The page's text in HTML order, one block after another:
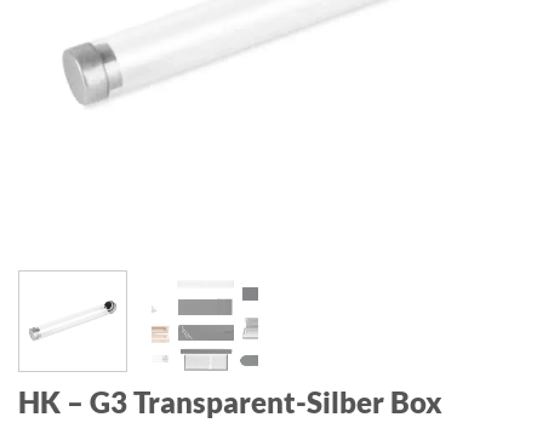
HK – G3 Transparent-Silber Box